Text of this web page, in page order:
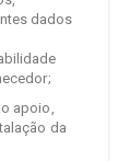
dados
apoio,
da